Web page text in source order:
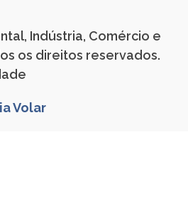
Indústria, Comércio e
os direitos reservados.
Volar